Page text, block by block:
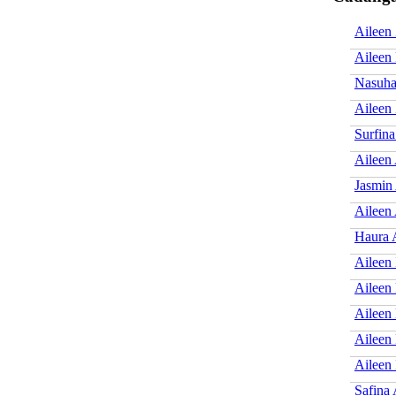
Aileen
Aileen
Aileen
Aileen
Aileen
Haura
Aileen
Aileen
Aileen
Aileen
Aileen
Safina